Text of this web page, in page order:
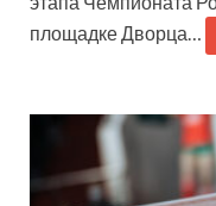
площадке Дворца…